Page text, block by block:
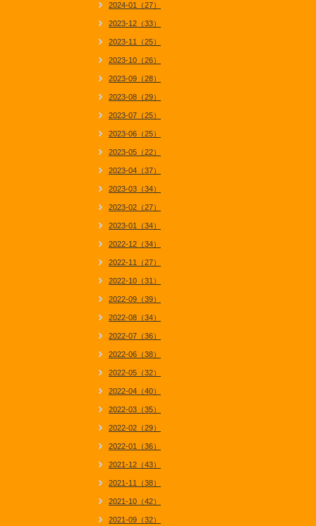
2024-01（27）
2023-12（33）
2023-11（25）
2023-10（26）
2023-09（28）
2023-08（29）
2023-07（25）
2023-06（25）
2023-05（22）
2023-04（37）
2023-03（34）
2023-02（27）
2023-01（34）
2022-12（34）
2022-11（27）
2022-10（31）
2022-09（39）
2022-08（34）
2022-07（36）
2022-06（38）
2022-05（32）
2022-04（40）
2022-03（35）
2022-02（29）
2022-01（36）
2021-12（43）
2021-11（38）
2021-10（42）
2021-09（32）